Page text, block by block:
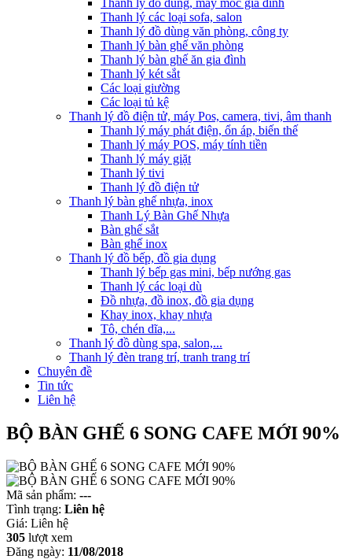
Thanh lý đồ dùng, máy móc gia đình
Thanh lý các loại sofa, salon
Thanh lý đồ dùng văn phòng, công ty
Thanh lý bàn ghế văn phòng
Thanh lý bàn ghế ăn gia đình
Thanh lý két sắt
Các loại giường
Các loại tủ kệ
Thanh lý đồ điện tử, máy Pos, camera, tivi, âm thanh
Thanh lý máy phát điện, ổn áp, biến thế
Thanh lý máy POS, máy tính tiền
Thanh lý máy giặt
Thanh lý tivi
Thanh lý đồ điện tử
Thanh lý bàn ghế nhựa, inox
Thanh Lý Bàn Ghế Nhựa
Bàn ghế sắt
Bàn ghế inox
Thanh lý đồ bếp, đồ gia dụng
Thanh lý bếp gas mini, bếp nướng gas
Thanh lý các loại dù
Đồ nhựa, đồ inox, đồ gia dụng
Khay inox, khay nhựa
Tô, chén dĩa,...
Thanh lý đồ dùng spa, salon,...
Thanh lý đèn trang trí, tranh trang trí
Chuyên đề
Tin tức
Liên hệ
BỘ BÀN GHẾ 6 SONG CAFE MỚI 90%
Mã sản phẩm: ---
Tình trạng: Liên hệ
Giá: Liên hệ
305 lượt xem
Đăng ngày: 11/08/2018